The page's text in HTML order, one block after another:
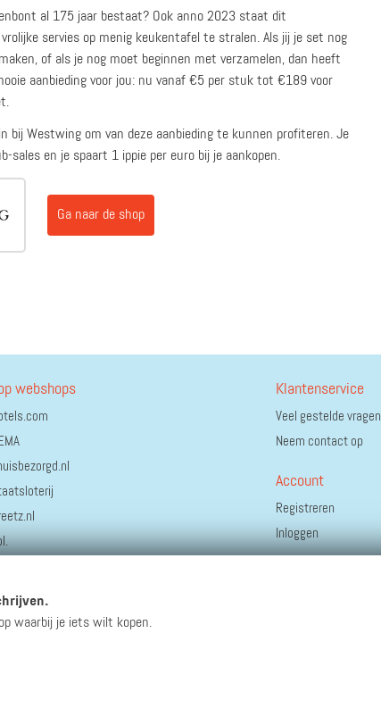
al 175 jaar bestaat? Ook anno 2023 staat dit
servies op menig keukentafel te stralen. Als jij je set nog
of als je nog moet beginnen met verzamelen, dan heeft
aanbieding voor jou: nu vanaf €5 per stuk tot €189 voor
bij Westwing om van deze aanbieding te kunnen profiteren. Je
sales en je spaart 1 ippie per euro bij je aankopen.
Ga naar de shop
webshops Klantenservice
Veel gestelde vragen
Neem contact op
Account
Registreren
Inloggen
waarbij je iets wilt kopen.